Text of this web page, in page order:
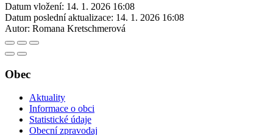
Datum vložení: 14. 1. 2026 16:08
Datum poslední aktualizace: 14. 1. 2026 16:08
Autor: Romana Kretschmerová
Obec
Aktuality
Informace o obci
Statistické údaje
Obecní zpravodaj